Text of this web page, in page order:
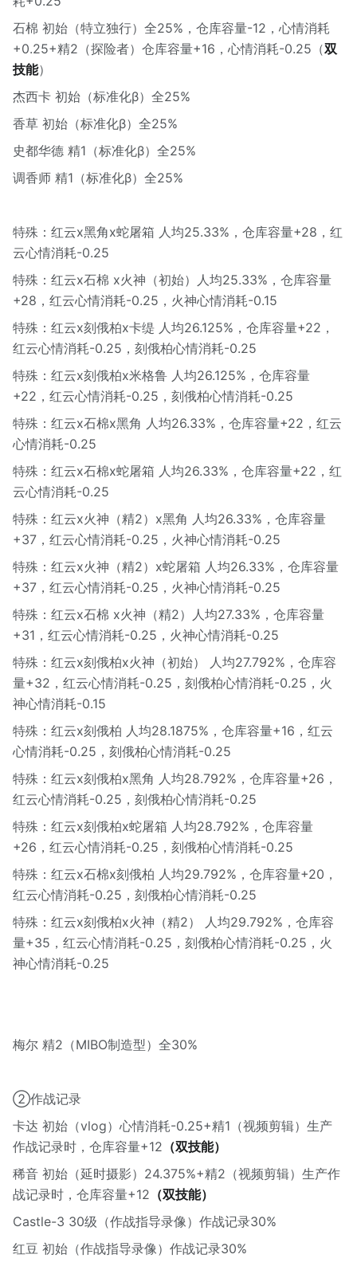
石棉 初始（特立独行）全25%，仓库容量-12，心情消耗
+0.25+精2（探险者）仓库容量+16，心情消耗-0.25（双
技能）
杰西卡 初始（标准化β）全25%
香草 初始（标准化β）全25%
史都华德 精1（标准化β）全25%
调香师 精1（标准化β）全25%
特殊：红云x黑角x蛇屠箱 人均25.33%，仓库容量+28，红
云心情消耗-0.25
特殊：红云x石棉 x火神（初始）人均25.33%，仓库容量
+28，红云心情消耗-0.25，火神心情消耗-0.15
特殊：红云x刻俄柏x卡缇 人均26.125%，仓库容量+22，
红云心情消耗-0.25，刻俄柏心情消耗-0.25
特殊：红云x刻俄柏x米格鲁 人均26.125%，仓库容量
+22，红云心情消耗-0.25，刻俄柏心情消耗-0.25
特殊：红云x石棉x黑角 人均26.33%，仓库容量+22，红云
心情消耗-0.25
特殊：红云x石棉x蛇屠箱 人均26.33%，仓库容量+22，红
云心情消耗-0.25
特殊：红云x火神（精2）x黑角 人均26.33%，仓库容量
+37，红云心情消耗-0.25，火神心情消耗-0.25
特殊：红云x火神（精2）x蛇屠箱 人均26.33%，仓库容量
+37，红云心情消耗-0.25，火神心情消耗-0.25
特殊：红云x石棉 x火神（精2）人均27.33%，仓库容量
+31，红云心情消耗-0.25，火神心情消耗-0.25
特殊：红云x刻俄柏x火神（初始） 人均27.792%，仓库容
量+32，红云心情消耗-0.25，刻俄柏心情消耗-0.25，火
神心情消耗-0.15
特殊：红云x刻俄柏 人均28.1875%，仓库容量+16，红云
心情消耗-0.25，刻俄柏心情消耗-0.25
特殊：红云x刻俄柏x黑角 人均28.792%，仓库容量+26，
红云心情消耗-0.25，刻俄柏心情消耗-0.25
特殊：红云x刻俄柏x蛇屠箱 人均28.792%，仓库容量
+26，红云心情消耗-0.25，刻俄柏心情消耗-0.25
特殊：红云x石棉x刻俄柏 人均29.792%，仓库容量+20，
红云心情消耗-0.25，刻俄柏心情消耗-0.25
特殊：红云x刻俄柏x火神（精2） 人均29.792%，仓库容
量+35，红云心情消耗-0.25，刻俄柏心情消耗-0.25，火
神心情消耗-0.25
梅尔 精2（MIBO制造型）全30%
②作战记录
卡达 初始（vlog）心情消耗-0.25+精1（视频剪辑）生产
作战记录时，仓库容量+12 （双技能）
稀音 初始（延时摄影）24.375%+精2（视频剪辑）生产作
战记录时，仓库容量+12 （双技能）
Castle-3 30级（作战指导录像）作战记录30%
红豆 初始（作战指导录像）作战记录30%